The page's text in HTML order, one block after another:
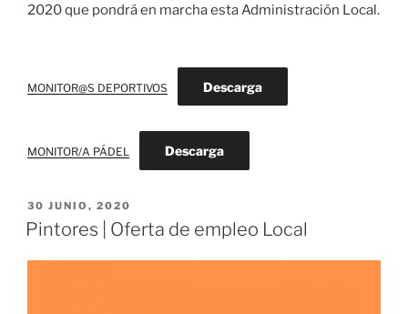
2020 que pondrá en marcha esta Administración Local.
MONITOR@S DEPORTIVOS Descarga
MONITOR/A PÁDEL Descarga
PUBLICADO
EL
30 JUNIO, 2020
Pintores | Oferta de empleo Local